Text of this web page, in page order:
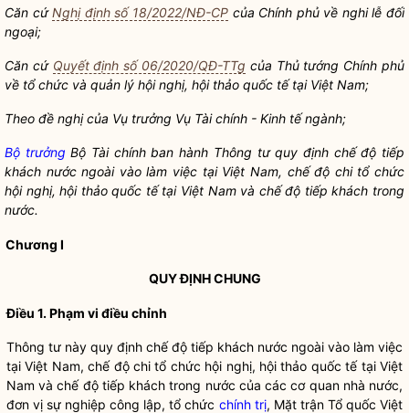
Căn cứNghị định số 18/2022/NĐ-CPcủa Chính phủ về nghi lễ đối
ngoại;
Căn cứ Quyết định số 06/2020/QĐ-TTg của Thủ tướng Chính phủ
về tổ chức và quản lý hội nghị, hội thảo quốc tế tại Việt Nam;
Theo đề nghị của Vụ trưởng Vụ Tài chính - Kinh tế ngành;
Bộ trưởng Bộ Tài chính ban hành Thông tư quy định chế độ tiếp
khách nước ngoài vào làm việc tại Việt Nam, chế độ chi tổ chức
hội nghị, hội thảo quốc tế tại Việt Nam và chế độ tiếp khách trong
nước.
Chương I
QUY ĐỊNH CHUNG
Điều 1. Phạm vi điều chỉnh
Thông tư này quy định chế độ tiếp khách nước ngoài vào làm việc
tại Việt Nam, chế độ chi tổ chức hội nghị, hội thảo quốc tế tại Việt
Nam và chế độ tiếp khách trong nước của các cơ quan nhà nước,
đơn vị sự nghiệp công lập, tổ chức chính trị, Mặt trận Tổ quốc Việt